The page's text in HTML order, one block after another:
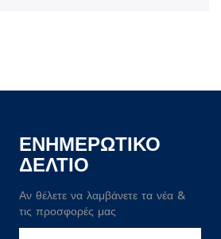
ΕΝΗΜΕΡΩΤΙΚΟ
ΔΕΛΤΙΟ
Αν θέλετε να λαμβάνετε τα νέα &
τις προσφορές μας